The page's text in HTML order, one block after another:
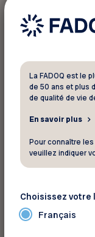
Escapades
Envie de
autrement?
des vacances
inspirantes.
Vanlife :
liberté |
Terego :
avec votre
La FADOQ est le
de 50 ans et plus
de qualité de vie
En savoir plus
Pour connaître
veuillez indiquer
Choisissez votre
Français